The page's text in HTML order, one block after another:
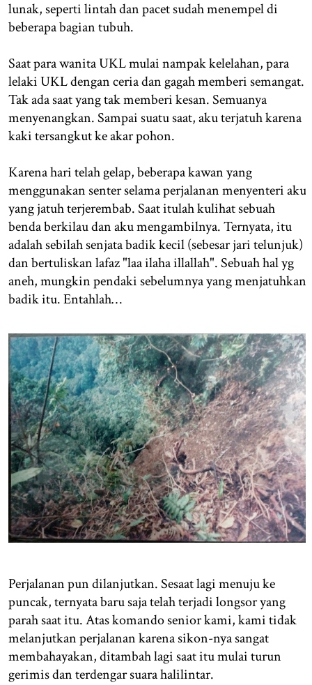
lunak, seperti lintah dan pacet sudah menempel di
beberapa bagian tubuh.
Saat para wanita UKL mulai nampak kelelahan, para
lelaki UKL dengan ceria dan gagah memberi semangat.
Tak ada saat yang tak memberi kesan. Semuanya
menyenangkan. Sampai suatu saat, aku terjatuh karena
kaki tersangkut ke akar pohon.
Karena hari telah gelap, beberapa kawan yang
menggunakan senter selama perjalanan menyenteri aku
yang jatuh terjerembab. Saat itulah kulihat sebuah
benda berkilau dan aku mengambilnya. Ternyata, itu
adalah sebilah senjata badik kecil (sebesar jari telunjuk)
dan bertuliskan lafaz "laa ilaha illallah". Sebuah hal yg
aneh, mungkin pendaki sebelumnya yang menjatuhkan
badik itu. Entahlah…
Perjalanan pun dilanjutkan. Sesaat lagi menuju ke
puncak, ternyata baru saja telah terjadi longsor yang
parah saat itu. Atas komando senior kami, kami tidak
melanjutkan perjalanan karena sikon-nya sangat
membahayakan, ditambah lagi saat itu mulai turun
gerimis dan terdengar suara halilintar.